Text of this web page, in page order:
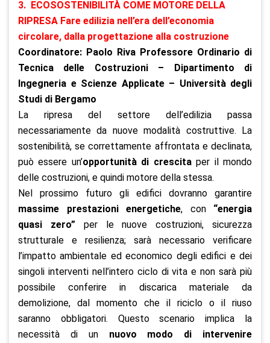
3. ECOSOSTENIBILITÀ COME MOTORE DELLA
RIPRESA Fare edilizia nell’era dell’economia
circolare, dalla progettazione alla costruzione
Coordinatore: Paolo Riva Professore Ordinario di
Tecnica delle Costruzioni – Dipartimento di
Ingegneria e Scienze Applicate – Università degli
Studi di Bergamo
La ripresa del settore dell’edilizia passa
necessariamente da nuove modalità costruttive. La
sostenibilità, se correttamente affrontata e declinata,
può essere un’opportunità di crescitaper il mondo
delle costruzioni, e quindi motore della stessa.
Nel prossimo futuro gli edifici dovranno garantire
massime prestazioni energetiche, con“energia
quasi zero” per le nuove costruzioni, sicurezza
strutturale e resilienza; sarà necessario verificare
l’impatto ambientale ed economico degli edifici e dei
singoli interventi nell’intero ciclo di vita e non sarà più
possibile conferire in discarica materiale da
demolizione, dal momento che il riciclo o il riuso
saranno obbligatori. Questo scenario implica la
necessità di un nuovo modo di intervenire